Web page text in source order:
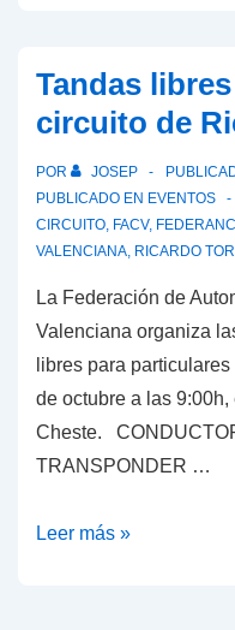
Tandas
circuito de
POR JOSEP
PUBLICADO EN EVENTOS
CIRCUITO FACV,
VALENCIANA RICARDO
La Federación de
Valenciana organiza
libres para
de octubre a las
Cheste.
TRANSPONDER …
Tandas
Leer más »